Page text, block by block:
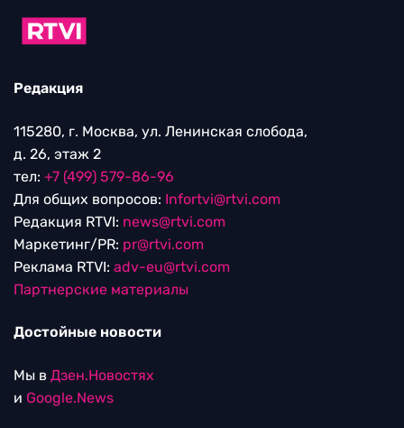
Редакция
115280, г. Москва, ул. Ленинская слобода,
д. 26, этаж 2
тел: +7 (499) 579-86-96
Для общих вопросов: Infortvi@rtvi.com
Редакция RTVI: news@rtvi.com
Маркетинг/PR: pr@rtvi.com
Реклама RTVI: adv-eu@rtvi.com
Партнерские материалы
Достойные новости
Мы в Дзен.Новостях
и Google.News